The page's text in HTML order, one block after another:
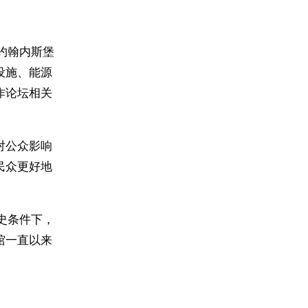
翰内斯堡
施、能源
论坛相关
公众影响
众更好地
件下，
一直以来